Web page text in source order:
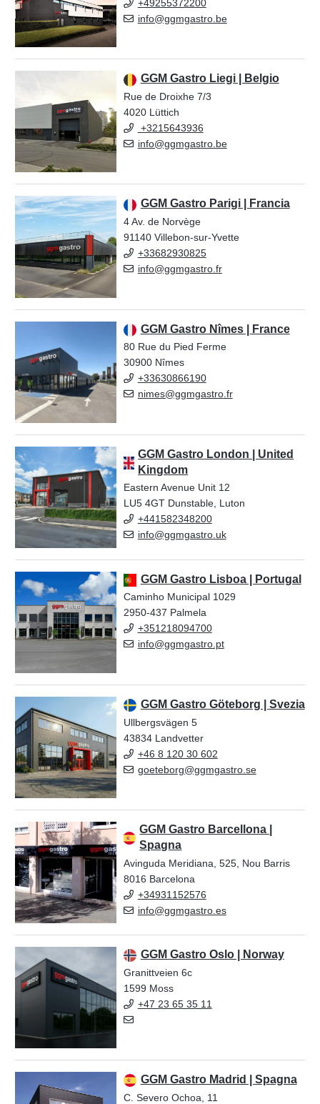
+49255372200
info@ggmgastro.be
GGM Gastro Liegi | Belgio
Rue de Droixhe 7/3
4020 Lüttich
+3215643936
info@ggmgastro.be
GGM Gastro Parigi | Francia
4 Av. de Norvège
91140 Villebon-sur-Yvette
+33682930825
info@ggmgastro.fr
GGM Gastro Nîmes | France
80 Rue du Pied Ferme
30900 Nîmes
+33630866190
nimes@ggmgastro.fr
GGM Gastro London | United
Kingdom
Eastern Avenue Unit 12
LU5 4GT Dunstable, Luton
+441582348200
info@ggmgastro.uk
GGM Gastro Lisboa | Portugal
Caminho Municipal 1029
2950-437 Palmela
+351218094700
info@ggmgastro.pt
GGM Gastro Göteborg | Svezia
Ullbergsvägen 5
43834 Landvetter
+46 8 120 30 602
goeteborg@ggmgastro.se
GGM Gastro Barcellona |
Spagna
Avinguda Meridiana, 525, Nou Barris
8016 Barcelona
+34931152576
info@ggmgastro.es
GGM Gastro Oslo | Norway
Granittveien 6c
1599 Moss
+47 23 65 35 11
GGM Gastro Madrid | Spagna
C. Severo Ochoa, 11